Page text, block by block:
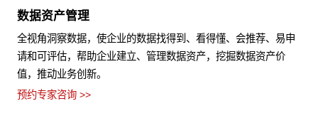
数据资产管理
全视角洞察数据，使企业的数据找得到、看得懂、会推荐、易申
请和可评估，帮助企业建立、管理数据资产，挖掘数据资产价
值，推动业务创新。
预约专家咨询 >>